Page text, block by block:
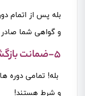
بله پس از اتمام
و گواهی شما صادر
5-ضمانت بازگشت وجه هم دارد؟
بله! تمامی دوره
و شرط هستند!